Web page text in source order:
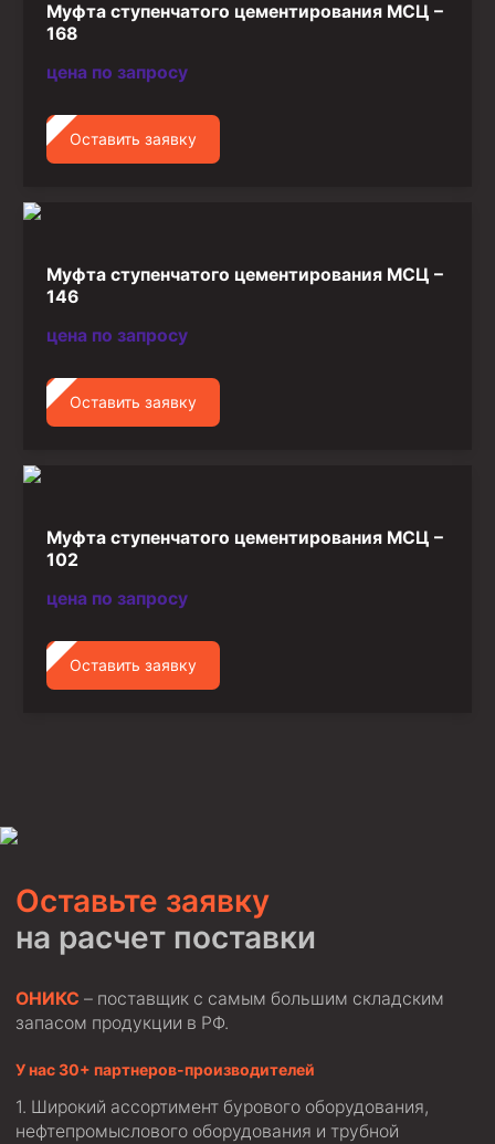
Муфта ступенчатого цементирования МСЦ –
168
цена по запросу
Оставить заявку
Муфта ступенчатого цементирования МСЦ –
146
цена по запросу
Оставить заявку
Муфта ступенчатого цементирования МСЦ –
102
цена по запросу
Оставить заявку
Оставьте заявку
на расчет поставки
ОНИКС – поставщик с самым большим складским
запасом продукции в РФ.
У нас 30+ партнеров-производителей
Широкий ассортимент бурового оборудования,
нефтепромыслового оборудования и трубной